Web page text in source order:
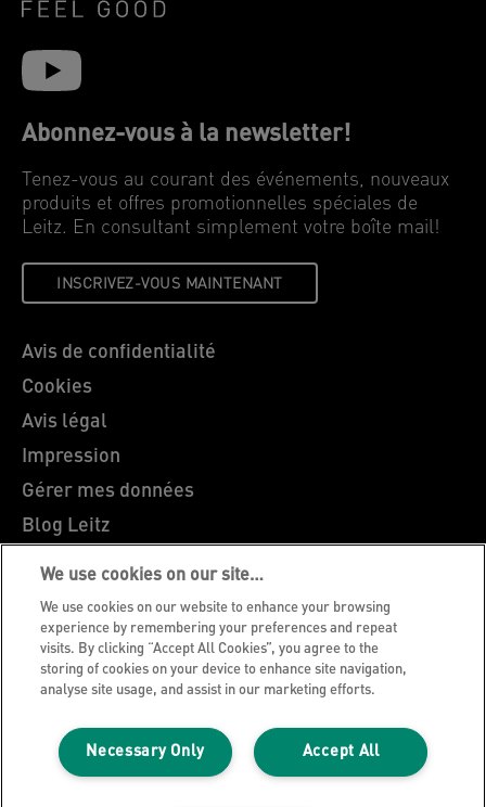
Abonnez-vous à la newsletter!
Tenez-vous au courant des événements, nouveaux
produits et offres promotionnelles spéciales de
Leitz. En consultant simplement votre boîte mail!
INSCRIVEZ-VOUS MAINTENANT
Avis de confidentialité
Cookies
Avis légal
Impression
Gérer mes données
Blog Leitz
Carrières
Leitz EasyPrint
Support client
Guide du recyclage des emballages
Conditions de garantie
Déclarations de conformité
Plan du site
We use cookies on our site…
We use cookies on our website to enhance your browsing
experience by remembering your preferences and repeat
visits. By clicking “Accept All Cookies”, you agree to the
storing of cookies on your device to enhance site navigation,
analyse site usage, and assist in our marketing efforts.
Accept All
Necessary Only